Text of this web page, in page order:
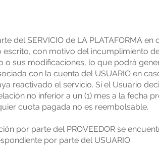
del SERVICIO de LA PLATAFORMA en
con motivo del incumplimiento
sus modificaciones, lo que podrá
con la cuenta del USUARIO en
reactivado el servicio. Si el Usuario
no inferior a un (1) mes a la fecha
cuota pagada no es reembolsable.
por parte del PROVEEDOR se
por parte del USUARIO.